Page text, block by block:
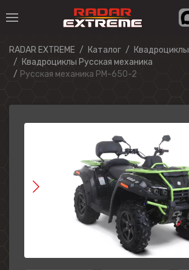
RADAR EXTREME Каталог
Квадроциклы
Квадроциклы Русская механика
Русская механика РМ-650-2